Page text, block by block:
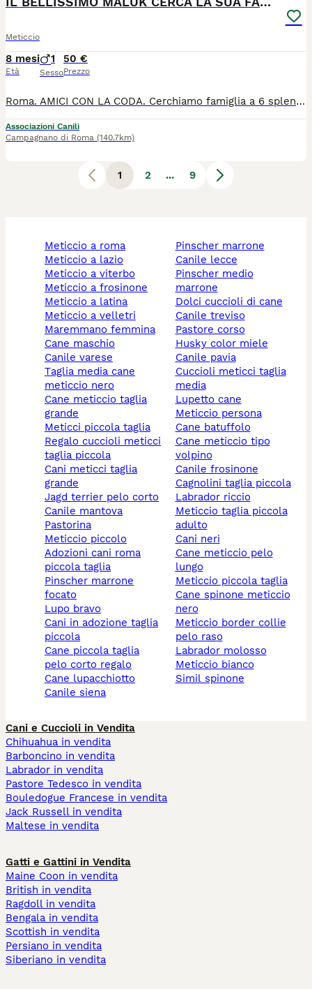
Meticcio
8 mesi
Età
1
Sesso
50 €
Prezzo
Roma. AMICI CON LA CODA. Cerchiamo famiglia a 6 splendidi cuccioli, incrocio setter/gordon di 90 giorni, futura taglia media, raggiungeranno un peso da adulti tra i 20/25 kg. Sono 1 femminuccia MASHA e 5 maschietti MANGO MALCOM MAIKO MAGNUM e MALUK. I piccoli sono stati ceduti da una cacciatore insieme alla mamma una dolcissima setter inglese mentre il papà pensiamo sia un setter gordon, alcuni di loro saranno al massimo 20 kg da adulti mentre un paio di loro almeno 25 kg. Ora tutta la famigliola si trova in canile e hanno cominciato la profilassi sanitaria. Questi cuccioli sono socievoli, buonissimi, teneri e dolci, apprezzano tantissimo le coccole e sono molto giocosi come tutti i cuccioli. Per questi piccoli non sarà un problema vivere con altri cani e/o gatti, sono dei cuccioli socievoli. Sono sanissimi, sono stati visitati e saranno affidati spulciati, sverminati, vaccinati e microchippati. Si richiede per loro, obbligo di sterilizzazione entro l'anno d'età per i maschi mentre per la femmina all'ottavo mese. Questi cuccioli si affidano separatamente, non sono solo adorabili a livello caratteriale, ma anche meravigliosi esteticamente e questo non può essere messo in discussione. Cerchiamo per loro, delle famiglie speciali, cerchiamo il meglio, cerchiamo adottanti che scelgano di accoglierli, come membri effettivi del loro nucleo familiare. Si trovano a Roma, ma sono adottabili in tutto il centro e nord Italia. GLI AFFETTI NON SI COMPRANO, SI ADOTTANO. SALVARE UN ESSERE IN DIFFICOLTA' E' UN GRANDE ATTO DI UMANITA' E CIVILTA'. PER OGNI CANE E GATTO ACQUISTATO IN ALLEVAMENTO O FATTO NASCERE IN CASA, CE NE SARA' UN ALTRO CHE TRASCORRERA' TUTTA LA SUA ESISTENZA DIETRO LE SBARRE DI UN CANILE. RIFLETTI!!!!
Associazioni Canili
Campagnano di Roma (140.7km)
1 2 ... 9
meticcio a roma
meticcio a lazio
meticcio a viterbo
meticcio a frosinone
meticcio a latina
meticcio a velletri
maremmano femmina
cane maschio
canile varese
taglia media cane
meticcio nero
cane meticcio taglia
grande
meticci piccola taglia
regalo cuccioli meticci
taglia piccola
cani meticci taglia
grande
jagd terrier pelo corto
canile mantova
pastorina
meticcio piccolo
adozioni cani roma
piccola taglia
pinscher marrone
focato
lupo bravo
cani in adozione taglia
piccola
cane piccola taglia
pelo corto regalo
cane lupacchiotto
canile siena
pinscher marrone
canile lecce
pinscher medio
marrone
dolci cuccioli di cane
canile treviso
pastore corso
husky color miele
canile pavia
cuccioli meticci taglia
media
lupetto cane
meticcio persona
cane batuffolo
cane meticcio tipo
volpino
canile frosinone
cagnolini taglia piccola
labrador riccio
meticcio taglia piccola
adulto
cani neri
cane meticcio pelo
lungo
meticcio piccola taglia
cane spinone meticcio
nero
meticcio border collie
pelo raso
labrador molosso
meticcio bianco
simil spinone
Cani e Cuccioli in Vendita
Chihuahua in vendita
Barboncino in vendita
Labrador in vendita
Pastore Tedesco in vendita
Bouledogue Francese in vendita
Jack Russell in vendita
Maltese in vendita
Gatti e Gattini in Vendita
Maine Coon in vendita
British in vendita
Ragdoll in vendita
Bengala in vendita
Scottish in vendita
Persiano in vendita
Siberiano in vendita